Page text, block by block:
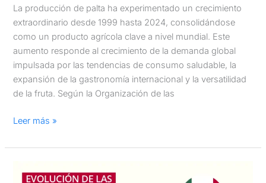
La producción de palta ha experimentado un crecimiento
extraordinario desde 1999 hasta 2024, consolidándose
como un producto agrícola clave a nivel mundial. Este
aumento responde al crecimiento de la demanda global
impulsada por las tendencias de consumo saludable, la
expansión de la gastronomía internacional y la versatilidad
de la fruta. Según la Organización de las
Leer más »